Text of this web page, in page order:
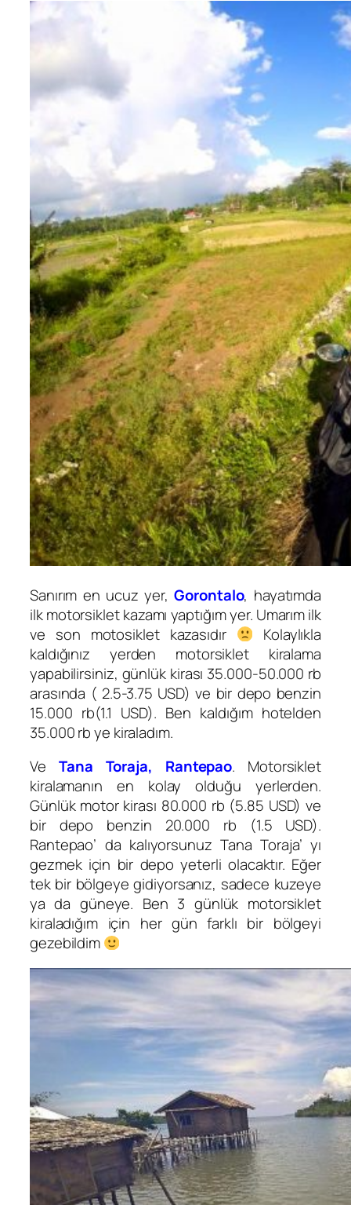
Sanırım en ucuz yer,Gorontalo, hayatımda
ilk motorsiklet kazamı yaptığım yer. Umarım ilk
ve son motosiklet kazasıdır
Kolaylıkla
kaldığınız yerden motorsiklet kiralama
yapabilirsiniz, günlük kirası 35.000-50.000 rb
arasında ( 2.5-3.75 USD) ve bir depo benzin
15.000 rb(1.1 USD). Ben kaldığım hotelden
35.000 rb ye kiraladım.
Ve Tana Toraja, Rantepao. Motorsiklet
kiralamanın en kolay olduğu yerlerden.
Günlük motor kirası 80.000 rb (5.85 USD) ve
bir depo benzin 20.000 rb (1.5 USD).
Rantepao’ da kalıyorsunuz Tana Toraja’ yı
gezmek için bir depo yeterli olacaktır. Eğer
tek bir bölgeye gidiyorsanız, sadece kuzeye
ya da güneye. Ben 3 günlük motorsiklet
kiraladığım için her gün farklı bir bölgeyi
gezebildim